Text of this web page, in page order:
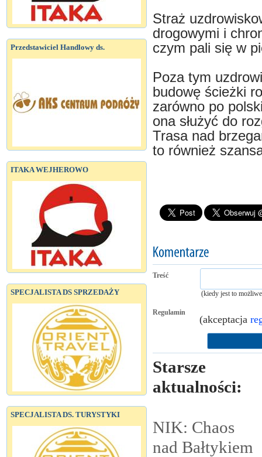
Przedstawiciel Handlowy ds.
ITAKA WEJHEROWO
SPECJALISTA DS SPRZEDAŻY
SPECJALISTA DS. TURYSTYKI
Straż
drogowymi i
czym pali się w
Poza tym
budowę ścieżki
zarówno po
ona służyć do
Trasa nad
to również
Treść
(kiedy jest to
Regulamin
(akceptacja
Starsze
aktualności:
NIK: Chaos
nad Bałtykiem